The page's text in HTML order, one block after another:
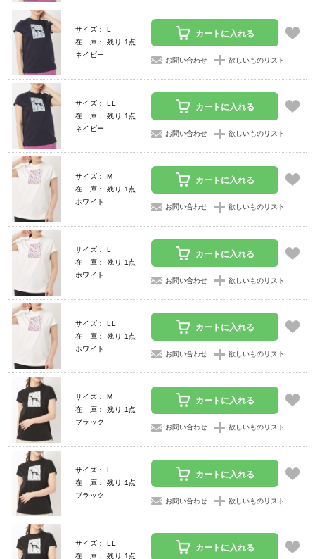
サイズ： L
在 庫： 残り 1点
ネイビー
カートに入れる
お問い合わせ 欲しいものリスト
サイズ： LL
在 庫： 残り 1点
ネイビー
カートに入れる
お問い合わせ 欲しいものリスト
サイズ： M
在 庫： 残り 1点
ホワイト
カートに入れる
お問い合わせ 欲しいものリスト
サイズ： L
在 庫： 残り 1点
ホワイト
カートに入れる
お問い合わせ 欲しいものリスト
サイズ： LL
在 庫： 残り 1点
ホワイト
カートに入れる
お問い合わせ 欲しいものリスト
サイズ： M
在 庫： 残り 1点
ブラック
カートに入れる
お問い合わせ 欲しいものリスト
サイズ： L
在 庫： 残り 1点
ブラック
カートに入れる
お問い合わせ 欲しいものリスト
サイズ： LL
在 庫： 残り 1点
カートに入れる